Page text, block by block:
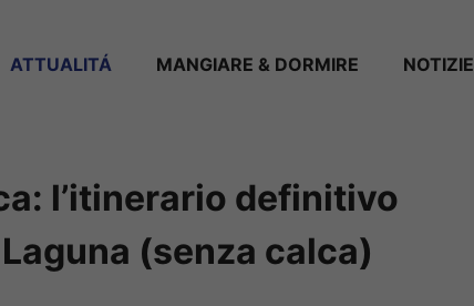
ATTUALITÁ MANGIARE & DORMIRE NOTIZIE
l’itinerario definitivo
(senza calca)